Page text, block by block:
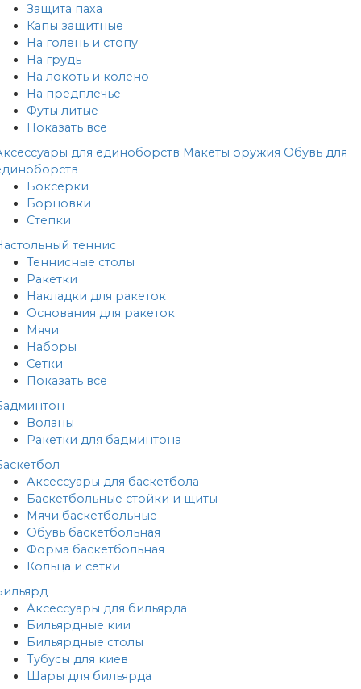
Защита паха
Капы защитные
На голень и стопу
На грудь
На локоть и колено
На предплечье
Футы литые
Показать все
для единоборств Макеты оружия Обувь для
Боксерки
Борцовки
Степки
теннис
Теннисные столы
Ракетки
Накладки для ракеток
Основания для ракеток
Мячи
Наборы
Сетки
Показать все
Воланы
Ракетки для бадминтона
Аксессуары для баскетбола
Баскетбольные стойки и щиты
Мячи баскетбольные
Обувь баскетбольная
Форма баскетбольная
Кольца и сетки
Аксессуары для бильярда
Бильярдные кии
Бильярдные столы
Тубусы для киев
Шары для бильярда